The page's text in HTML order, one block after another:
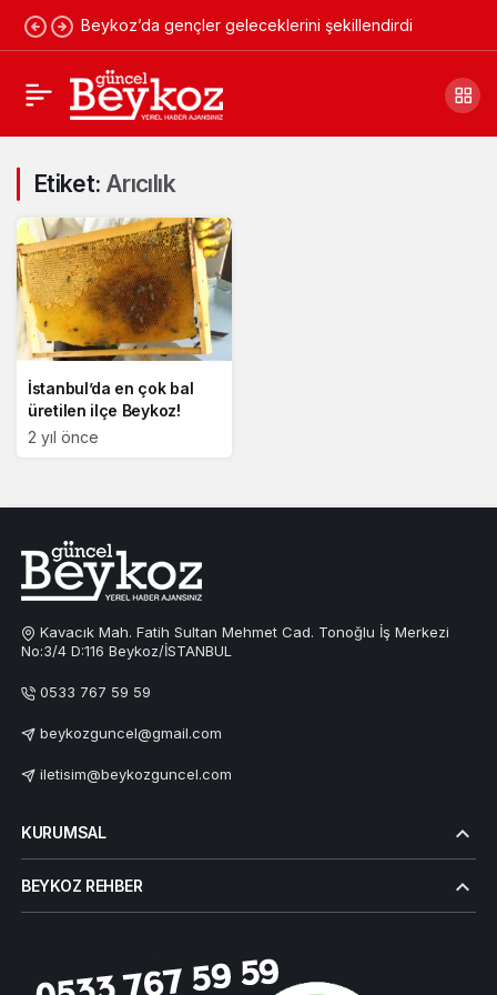
Beykoz’da gençler geleceklerini şekillendirdi
Etiket: Arıcılık
İstanbul’da en çok bal
üretilen ilçe Beykoz!
2 yıl önce
Kavacık Mah. Fatih Sultan Mehmet Cad. Tonoğlu İş Merkezi
No:3/4 D:116 Beykoz/İSTANBUL
0533 767 59 59
beykozguncel@gmail.com
iletisim@beykozguncel.com
KURUMSAL
BEYKOZ REHBER